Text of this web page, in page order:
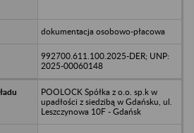
dokumentacja osobowo-płacowa
992700.611.100.2025-DER; UNP:
2025-00060148
POOLOCK Spółka z o.o. sp.k w
upadłości z siedzibą w Gdańsku, ul.
Leszczynowa 10F - Gdańsk